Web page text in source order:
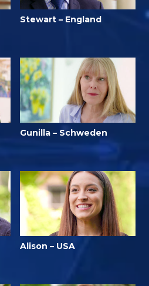
Stewart – England
Gunilla – Schweden
Alison – USA